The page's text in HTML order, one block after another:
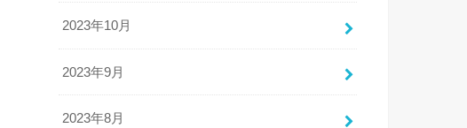
2023年10月
2023年9月
2023年8月